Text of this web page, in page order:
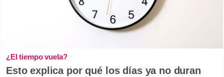
¿El tiempo vuela?
Esto explica por qué los días ya no duran